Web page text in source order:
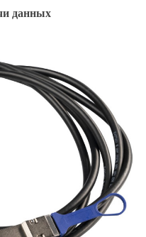
данных